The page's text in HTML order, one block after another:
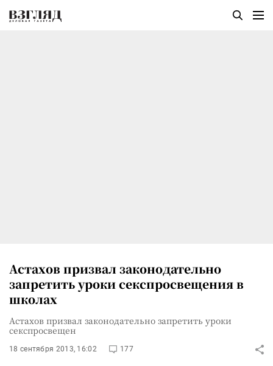
Астахов призвал законодательно
запретить уроки секспросвещения в
школах
Астахов призвал законодательно запретить уроки
секспросвещен
18 сентября 2013, 16:02 177